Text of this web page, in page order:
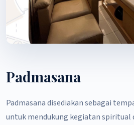
Padmasana
Padmasana disediakan sebagai
untuk mendukung kegiatan spiritual